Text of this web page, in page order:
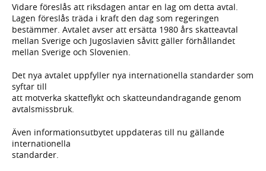
Vidare föreslås att riksdagen antar en lag om detta avtal.
Lagen föreslås träda i kraft den dag som regeringen
bestämmer. Avtalet avser att ersätta 1980 års skatteavtal
mellan Sverige och Jugoslavien såvitt gäller förhållandet
mellan Sverige och Slovenien.
Det nya avtalet uppfyller nya internationella standarder som
syftar till
att motverka skatteflykt och skatteundandragande genom
avtalsmissbruk.
Även informationsutbytet uppdateras till nu gällande
internationella
standarder.